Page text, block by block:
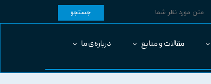
جستجو
مقالات و منابع درباره‌ی ما